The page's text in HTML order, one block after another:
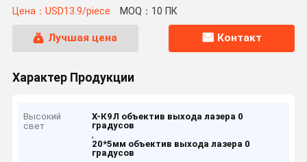
Цена：USD13.9/piece MOQ：10 ПК
Лучшая цена Контакт
Характер Продукции
Высокий
свет
Х-К9Л объектив выхода лазера 0
градусов
,
20*5мм объектив выхода лазера 0
градусов